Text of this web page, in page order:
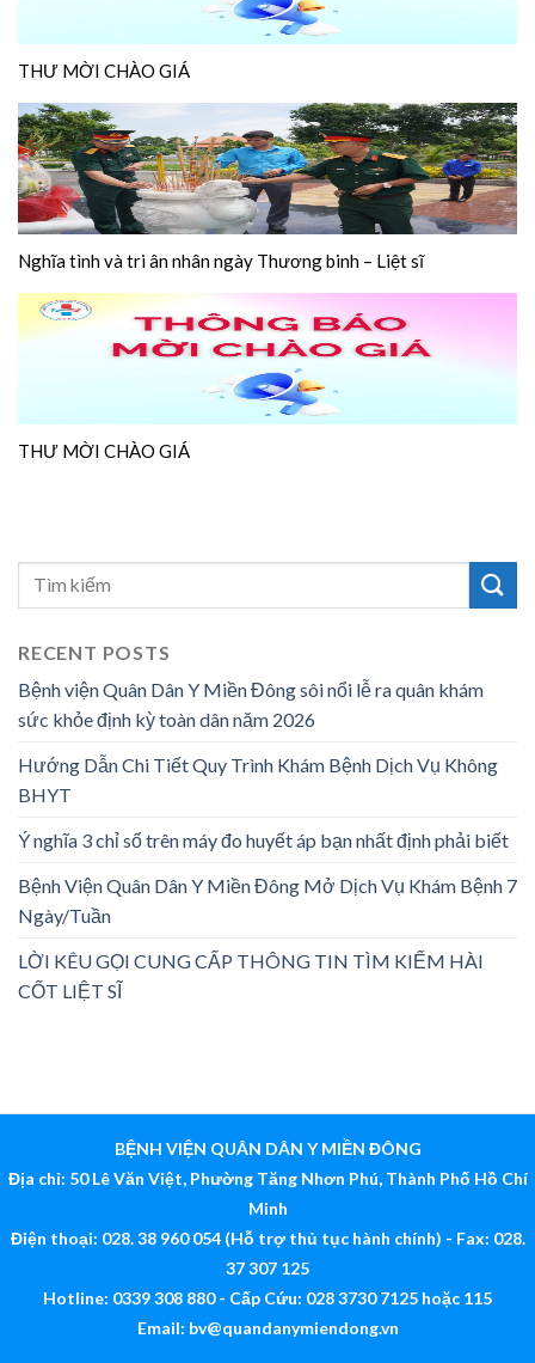
THƯ MỜI CHÀO GIÁ
Nghĩa tình và tri ân nhân ngày Thương binh – Liệt sĩ
THƯ MỜI CHÀO GIÁ
RECENT POSTS
Bệnh viện Quân Dân Y Miền Đông sôi nổi lễ ra quân khám
sức khỏe định kỳ toàn dân năm 2026
Hướng Dẫn Chi Tiết Quy Trình Khám Bệnh Dịch Vụ Không
BHYT
Ý nghĩa 3 chỉ số trên máy đo huyết áp bạn nhất định phải biết
Bệnh Viện Quân Dân Y Miền Đông Mở Dịch Vụ Khám Bệnh 7
Ngày/Tuần
LỜI KÊU GỌI CUNG CẤP THÔNG TIN TÌM KIẾM HÀI
CỐT LIỆT SĨ
BỆNH VIỆN QUÂN DÂN Y MIỀN ĐÔNG
Địa chỉ: 50 Lê Văn Việt, Phường Tăng Nhơn Phú, Thành Phố Hồ Chí
Minh
Điện thoại: 028. 38 960 054 (Hỗ trợ thủ tục hành chính) - Fax: 028.
37 307 125
Hotline: 0339 308 880 - Cấp Cứu: 028 3730 7125 hoặc 115
Email: bv@quandanymiendong.vn